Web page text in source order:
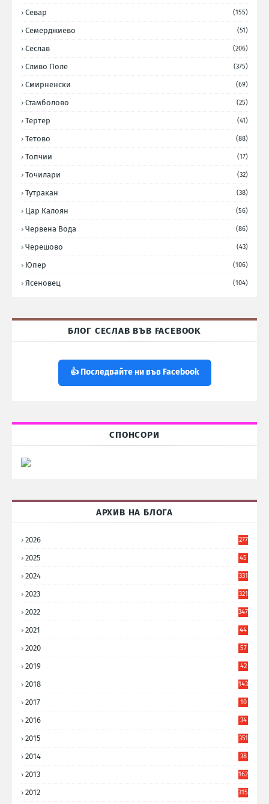
Севар (155)
Семерджиево (51)
Сеслав (206)
Сливо Поле (375)
Смирненски (69)
Стамболово (25)
Тертер (41)
Тетово (88)
Топчии (17)
Точилари (32)
Тутракан (38)
Цар Калоян (56)
Червена Вода (86)
Черешово (43)
Юпер (106)
Ясеновец (104)
БЛОГ СЕСЛАВ ВЪВ FACEBOOK
👍 Последвайте ни във Facebook
СПОНСОРИ
АРХИВ НА БЛОГА
2026 277
2025
45
2024 331
2023 321
2022 347
2021
44
2020
57
2019
42
2018 143
2017
10
2016
34
2015 351
2014
38
2013 162
2012 315